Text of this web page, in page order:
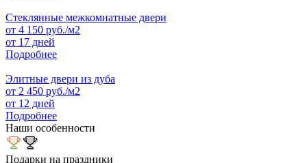
Стеклянные межкомнатные двери
от 4 150 руб./м2
от 17 дней
Подробнее
Элитные двери из дуба
от 2 450 руб./м2
от 12 дней
Подробнее
Наши особенности
Подарки на праздники